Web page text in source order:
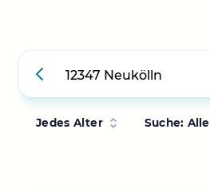
Jedes Alter Suche: Alle